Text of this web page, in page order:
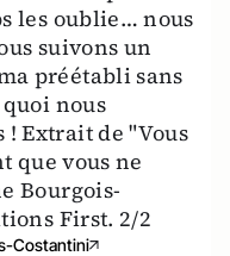
les oublie… nous
suivons un
préétabli sans
nous
Extrait de "Vous
que vous ne
Bourgois-
First. 2/2
Costantini